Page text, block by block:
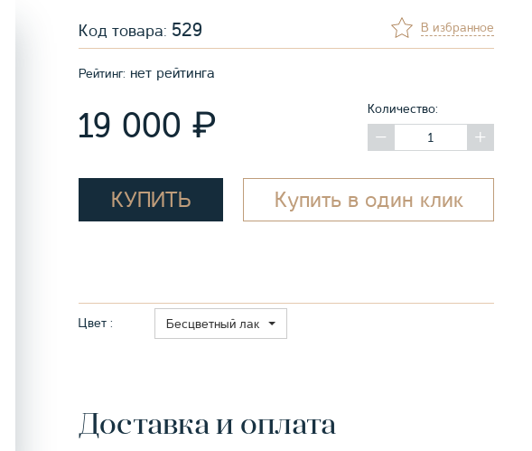
Код товара: 529 В избранное
Рейтинг: нет рейтинга
19 000 ₽ Количество:
КУПИТЬ Купить в один клик
Цвет : Бесцветный лак
Доставка и оплата